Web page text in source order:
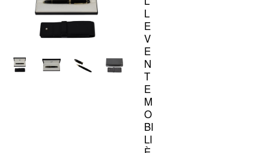
L
E
V
E
N
T
E
M
O
BI
LI